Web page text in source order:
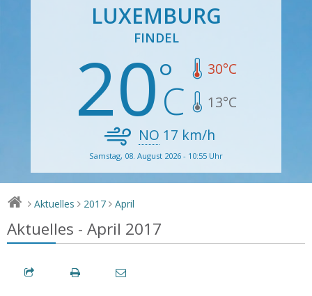
LUXEMBURG
FINDEL
20 30°C
13°C
NO 17 km/h
Samstag, 08. August 2026 - 10:55 Uhr
> Aktuelles > 2017 > April
Aktuelles - April 2017